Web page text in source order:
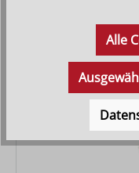
27,90 €
Regulärer Preis:
Alle